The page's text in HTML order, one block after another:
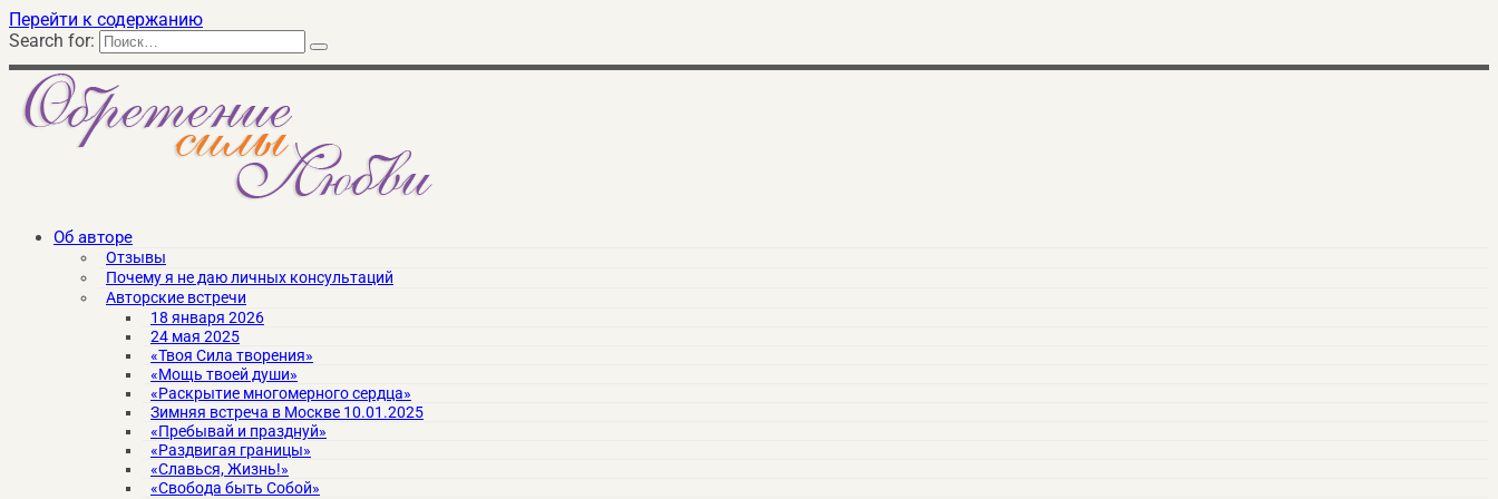
Перейти к содержанию
Search for:
Об авторе
Отзывы
Почему я не даю личных консультаций
Авторские встречи
18 января 2026
24 мая 2025
«Твоя Сила творения»
«Мощь твоей души»
«Раскрытие многомерного сердца»
Зимняя встреча в Москве 10.01.2025
«Пребывай и празднуй»
«Раздвигая границы»
«Славься, Жизнь!»
«Свобода быть Собой»